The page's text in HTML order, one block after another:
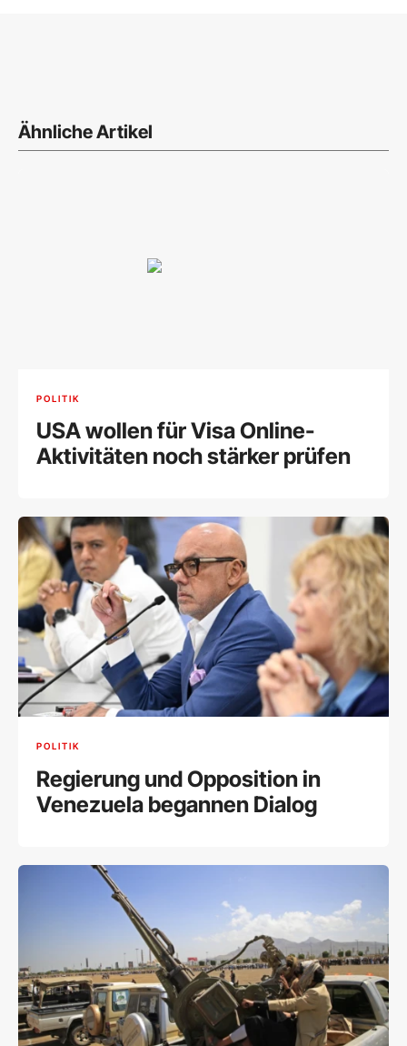
Ähnliche Artikel
POLITIK
USA wollen für Visa Online-
Aktivitäten noch stärker prüfen
POLITIK
Regierung und Opposition in
Venezuela begannen Dialog